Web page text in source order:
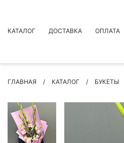
КАТАЛОГ
БУКЕТЫ
ЦВЕТЫ
ПОВОД
ДОСТАВКА ОПЛАТА
ГЛАВНАЯ КАТАЛОГ БУКЕТЫ